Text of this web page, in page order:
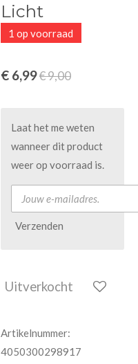
Licht
1 op voorraad
€ 6,99€ 9,00
Laat het me weten
wanneer dit product
weer op voorraad is.
Verzenden
Uitverkocht
Artikelnummer:
4050300298917